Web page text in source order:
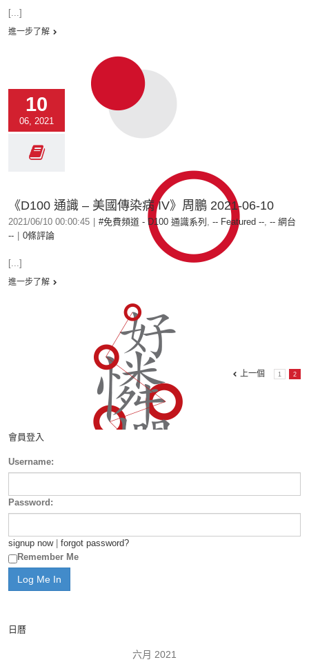
[...]
進一步了解
10
06, 2021
《D100 通識 – 美國傳染病 IV》周鵬 2021-06-10
2021/06/10 00:00:45 #免費頻道 - D100 通識系列 , -- Featured --, -- 網台
--
0條評論
[...]
進一步了解
上一個 1 2
會員登入
Username:
Password:
signup now| forgot password?
Remember Me
日曆
六月 2021